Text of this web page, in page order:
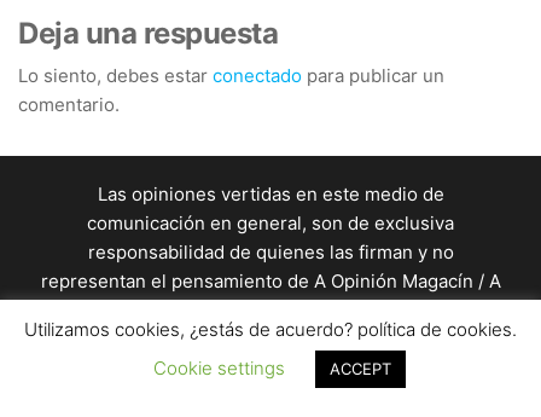
Deja una respuesta
Lo siento, debes estar conectado para publicar un
comentario.
Las opiniones vertidas en este medio de
comunicación en general, son de exclusiva
responsabilidad de quienes las firman y no
representan el pensamiento de A Opinión Magacín / A
un equipo de profesionales de la comunicación. / Este
sitio está almacenado en un servidor de
Utilizamos cookies, ¿estás de acuerdo? política de cookies.
Cookie settings
ACCEPT